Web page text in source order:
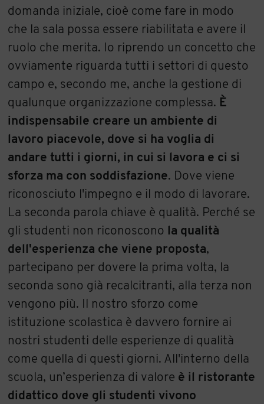
domanda iniziale, cioè come fare in modo
che la sala possa essere riabilitata e avere il
ruolo che merita. Io riprendo un concetto che
ovviamente riguarda tutti i settori di questo
campo e, secondo me, anche la gestione di
qualunque organizzazione complessa. È
indispensabile creare un ambiente di
lavoro piacevole, dove si ha voglia di
andare tutti i giorni, in cui si lavora e ci si
sforza ma con soddisfazione. Dove viene
riconosciuto l'impegno e il modo di lavorare.
La seconda parola chiave è qualità. Perché se
gli studenti non riconoscono
la qualità
dell'esperienza che viene proposta,
partecipano per dovere la prima volta, la
seconda sono già recalcitranti, alla terza non
vengono più. Il nostro sforzo come
istituzione scolastica è davvero fornire ai
nostri studenti delle esperienze di qualità
come quella di questi giorni. All'interno della
scuola, un’esperienza di valore è il ristorante
didattico dove gli studenti vivono